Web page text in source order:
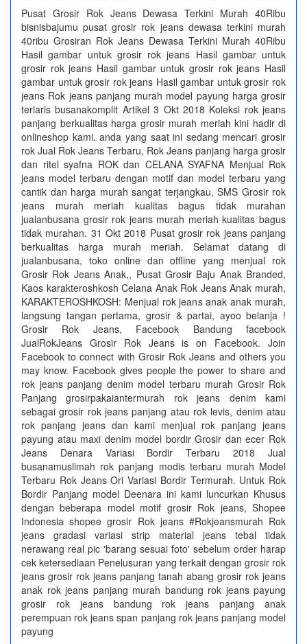
Pusat Grosir Rok Jeans Dewasa Terkini Murah 40Ribu
bisnisbajumu pusat grosir rok jeans dewasa terkini murah
40ribu Grosiran Rok Jeans Dewasa Terkini Murah 40Ribu
Hasil gambar untuk grosir rok jeans Hasil gambar untuk
grosir rok jeans Hasil gambar untuk grosir rok jeans Hasil
gambar untuk grosir rok jeans Hasil gambar untuk grosir rok
jeans Rok jeans panjang murah model payung harga grosir
terlaris busanakomplit Artikel 3 Okt 2018 Koleksi rok jeans
panjang berkualitas harga grosir murah meriah kini hadir di
onlineshop kami. anda yang saat ini sedang mencari grosir
rok Jual Rok Jeans Terbaru, Rok Jeans panjang harga grosir
dan ritel syafna ROK dan CELANA SYAFNA Menjual Rok
jeans model terbaru dengan motif dan model terbaru yang
cantik dan harga murah sangat terjangkau, SMS Grosir rok
jeans murah meriah kualitas bagus tidak murahan
jualanbusana grosir rok jeans murah meriah kualitas bagus
tidak murahan. 31 Okt 2018 Pusat grosir rok jeans panjang
berkualitas harga murah meriah. Selamat datang di
jualanbusana, toko online dan offline yang menjual rok
Grosir Rok Jeans Anak,, Pusat Grosir Baju Anak Branded,
Kaos karakteroshkosh Celana Anak Rok Jeans Anak murah,
KARAKTEROSHKOSH: Menjual rok jeans anak anak murah,
langsung tangan pertama, grosir & partai, ayoo belanja !
Grosir Rok Jeans, Facebook Bandung facebook
JualRokJeans Grosir Rok Jeans is on Facebook. Join
Facebook to connect with Grosir Rok Jeans and others you
may know. Facebook gives people the power to share and
rok jeans panjang denim model terbaru murah Grosir Rok
Panjang grosirpakaiantermurah rok jeans denim kami
sebagai grosir rok jeans panjang atau rok levis, denim atau
rok panjang jeans dan kami menjual rok panjang jeans
payung atau maxi denim model bordir Grosir dan ecer Rok
Jeans Denara Variasi Bordir Terbaru 2018 Jual
busanamuslimah rok panjang modis terbaru murah Model
Terbaru Rok Jeans Ori Variasi Bordir Termurah. Untuk Rok
Bordir Panjang model Deenara ini kami luncurkan Khusus
dengan beberapa model motif grosir Rok jeans, Shopee
Indonesia shopee grosir Rok jeans #Rokjeansmurah Rok
jeans gradasi variasi strip material jeans tebal tidak
nerawang real pic 'barang sesuai foto' sebelum order harap
cek ketersediaan Penelusuran yang terkait dengan grosir rok
jeans grosir rok jeans panjang tanah abang grosir rok jeans
anak rok jeans panjang murah bandung rok jeans payung
grosir rok jeans bandung rok jeans panjang anak
perempuan rok jeans span panjang rok jeans panjang model
payung